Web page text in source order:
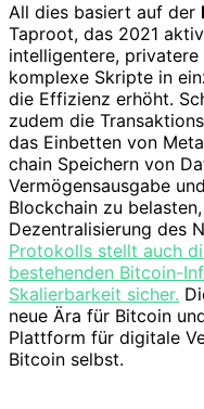
All dies basiert auf der
Taproot, das 2021
intelligentere,
komplexe Skripte in
die Effizienz erhöht.
zudem die
das Einbetten von
chain Speichern von
Vermögensausgabe
Blockchain zu
Dezentralisierung des
Protokolls stellt auch
bestehenden Bitcoin-
Skalierbarkeit sicher.
neue Ära für Bitcoin
Plattform für digitale
Bitcoin selbst.